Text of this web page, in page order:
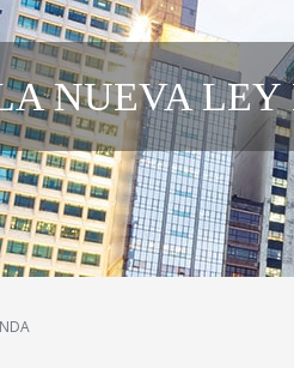
NUEVA